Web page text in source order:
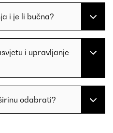
i je li bučna?
i upravljanje
odabrati?